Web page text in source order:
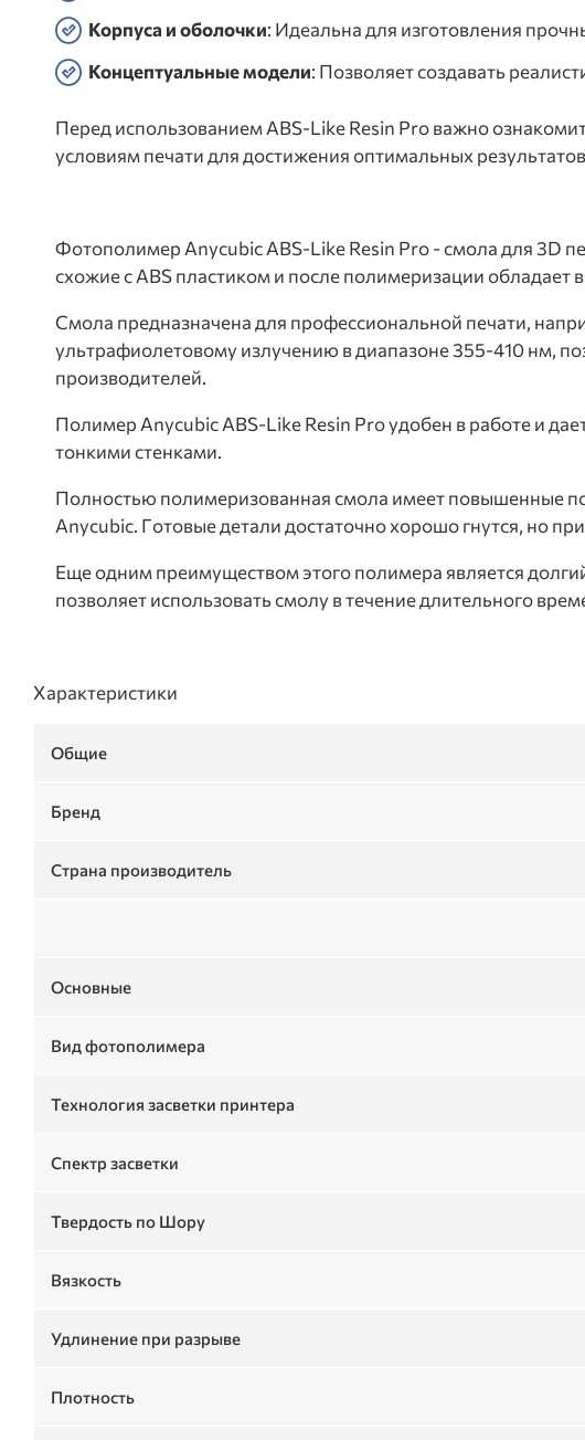
Корпуса и оболочки: Идеальна для изготовления
Концептуальные модели: Позволяет создавать
Перед использованием ABS-Like Resin Pro важно
условиям печати для достижения оптимальных
Фотополимер Anycubic ABS-Like Resin Pro - смола для 3D
схожие с ABS пластиком и после полимеризации обладает
Смола предназначена для профессиональной печати,
ультрафиолетовому излучению в диапазоне 355-410 нм,
производителей.
Полимер Anycubic ABS-Like Resin Pro удобен в работе и
тонкими стенками.
Полностью полимеризованная смола имеет повышенные
Anycubic. Готовые детали достаточно хорошо гнутся, но
Еще одним преимуществом этого полимера является
позволяет использовать смолу в течение длительного
Характеристики
Общие
Бренд
Страна производитель
Основные
Вид фотополимера
Технология засветки принтера
Спектр засветки
Твердость по Шору
Вязкость
Удлинение при разрыве
Плотность